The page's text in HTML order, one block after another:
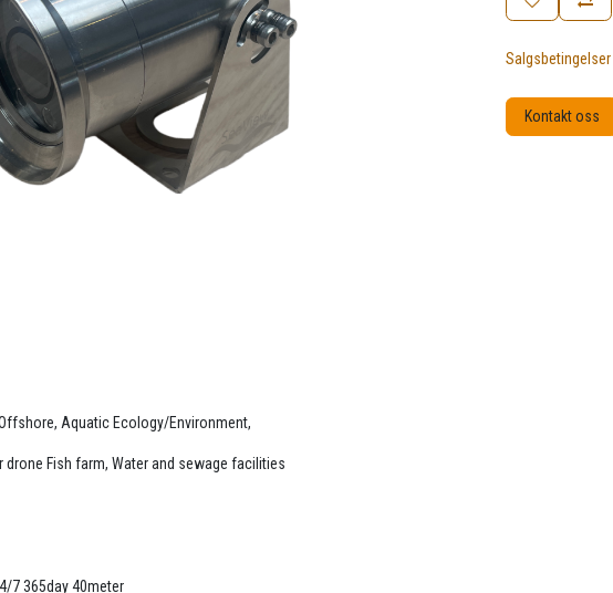
Salgsbetingelser
Kontakt oss
Aquatic Ecology/Environment,
Fish farm, Water and sewage facilities
7 365day 40meter